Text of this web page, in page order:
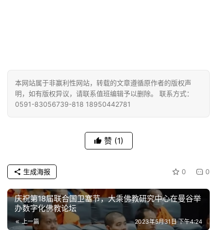
本网站属于非赢利性网站，转载的文章遵循原作者的版权声
明，如有版权异议，请联系值班编辑予以删除。 联系方式：
0591-83056739-818 18950442781
赞 (1)
0 0
生成海报
庆祝第18届联合国卫塞节，大乘佛教研究中心在曼谷举
办数字化佛教论坛
上一篇 2023年5月31日 下午4:24